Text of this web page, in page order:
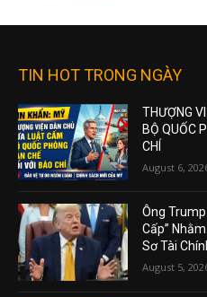
TIN HOT TRONG NGÀY
THƯỢNG
BỘ QUỐC
CHÍ
August 6,
Ông
Cấp”
Sơ Tài
August 5,